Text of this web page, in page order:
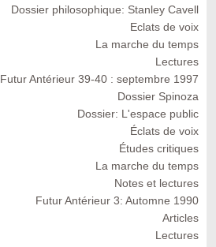
Dossier philosophique: Stanley Cavell
Eclats de voix
La marche du temps
Lectures
Futur Antérieur 39-40 : septembre 1997
Dossier Spinoza
Dossier: L'espace public
Éclats de voix
Études critiques
La marche du temps
Notes et lectures
Futur Antérieur 3: Automne 1990
Articles
Lectures